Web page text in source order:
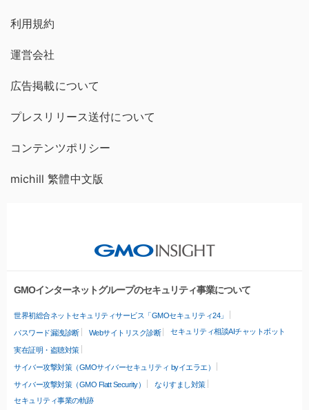
利用規約
運営会社
広告掲載について
プレスリリース送付について
コンテンツポリシー
michill 繁體中文版
GMOインターネットグループのセキュリティ事業について
世界初総合ネットセキュリティサービス「GMOセキュリティ24」
パスワード漏洩診断 Webサイトリスク診断 セキュリティ相談AIチャットボット
実在証明・盗聴対策
サイバー攻撃対策（GMOサイバーセキュリティ byイエラエ）
サイバー攻撃対策（GMO Flatt Security）
なりすまし対策
セキュリティ事業の軌跡